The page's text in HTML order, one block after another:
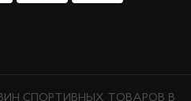
СПОРТИВНЫХ ТОВАРОВ В